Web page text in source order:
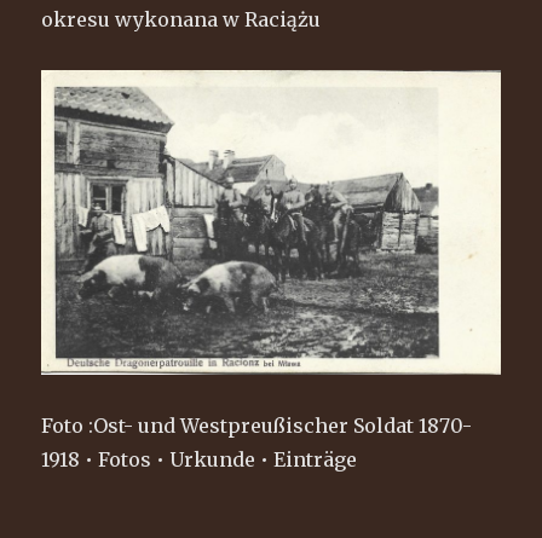
okresu wykonana w Raciążu
Foto :Ost- und Westpreußischer Soldat 1870-
1918 • Fotos • Urkunde • Einträge